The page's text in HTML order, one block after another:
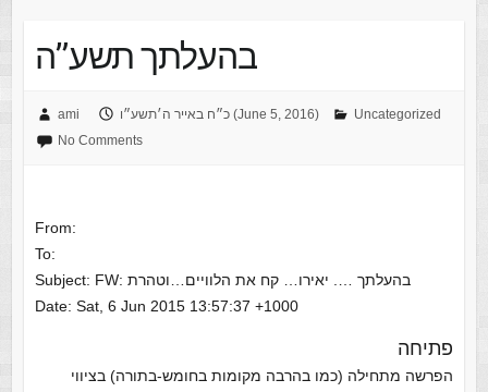
בהעלתך תשע”ה
ami כ״ח באייר ה׳תשע״ו (June 5, 2016)
Uncategorized
No Comments
From:
To:
Subject: FW: בהעלתך …. יאירו… קח את הלוויים…וטהרת
Date: Sat, 6 Jun 2015 13:57:37 +1000
פתיחה
הפרשה מתחילה (כמו בהרבה מקומות בחומש-בתורה) בציווי